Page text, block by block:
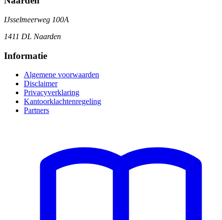
IJsselmeerweg 100A
1411 DL Naarden
Informatie
Algemene voorwaarden
Disclaimer
Privacyverklaring
Kantoorklachtenregeling
Partners